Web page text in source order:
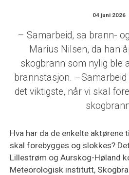
04 juni 2026
– Samarbeid, sa brann-
Marius Nilsen, da han
skogbrann som nylig ble
brannstasjon.
det viktigste, når vi skal
Hva har da de enkelte aktørene
skal forebygges og slokkes?
Lillestrøm og Aurskog-Høland
Meteorologisk institutt,